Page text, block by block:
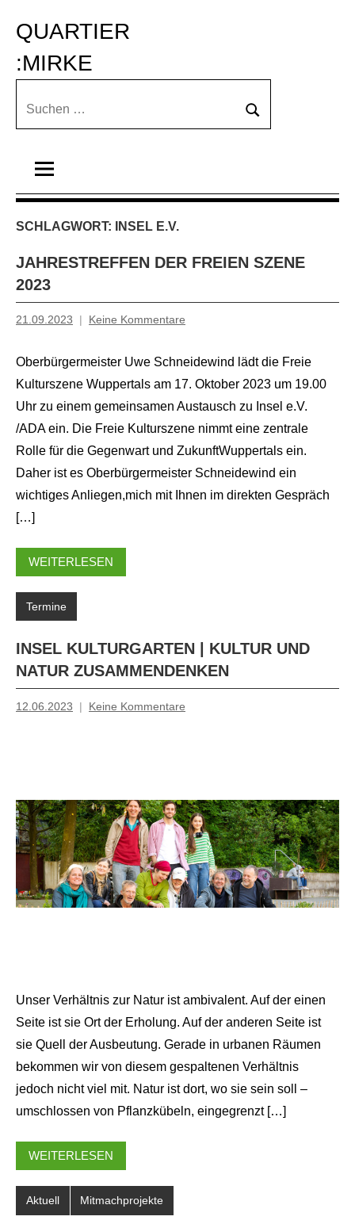
Inhalt
springen
QUARTIER
:MIRKE
Suchen
Suchen
SCHLAGWORT: INSEL E.V.
JAHRESTREFFEN DER FREIEN SZENE
2023
21.09.2023
Inge
Keine Kommentare
Oberbürgermeister Uwe Schneidewind lädt die Freie
Kulturszene Wuppertals am 17. Oktober 2023 um 19.00
Uhr zu einem gemeinsamen Austausch zu Insel e.V.
/ADA ein. Die Freie Kulturszene nimmt eine zentrale
Rolle für die Gegenwart und ZukunftWuppertals ein.
Daher ist es Oberbürgermeister Schneidewind ein
wichtiges Anliegen,mich mit Ihnen im direkten Gespräch
[…]
WEITERLESEN
Termine
INSEL KULTURGARTEN | KULTUR UND
NATUR ZUSAMMENDENKEN
12.06.2023
Mosche
Keine Kommentare
Unser Verhältnis zur Natur ist ambivalent. Auf der einen
Seite ist sie Ort der Erholung. Auf der anderen Seite ist
sie Quell der Ausbeutung. Gerade in urbanen Räumen
bekommen wir von diesem gespaltenen Verhältnis
jedoch nicht viel mit. Natur ist dort, wo sie sein soll –
umschlossen von Pflanzkübeln, eingegrenzt […]
WEITERLESEN
Aktuell Mitmachprojekte